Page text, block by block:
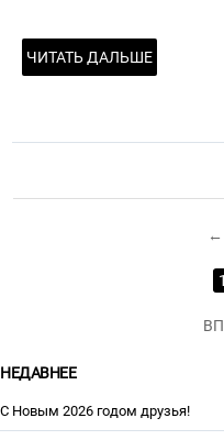
ЧИТАТЬ ДАЛЬШЕ
1
НЕДАВНЕЕ
С Новым 2026 годом друзья!